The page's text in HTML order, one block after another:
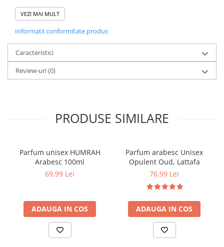
Comanda acum si descopera un parfum de calitate, potrivit
pentru orice ocazie.
Parfum pentru: Unisex
Cantitate: 100 ml
Tip parfum: Apa de Parfum
Brand: Ard Al Zaafaran
VEZI MAI MULT
Informatii conformitate produs
Caracteristici
Review-uri(0)
PRODUSE SIMILARE
Parfum unisex HUMRAH
Arabesc 100ml
69,99 Lei
ADAUGA IN COS
Parfum arabesc Unisex
Opulent Oud, Lattafa
76,99 Lei
ADAUGA IN COS